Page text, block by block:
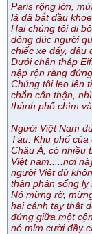
Paris rộng lớn,
lá đã bắt đầu khoe
Hai chúng tôi đi
đông đúc người
chiếc xe đẩy, đâu
Dưới chân tháp
nập rộn ràng
Chúng tôi leo lên
chắn cẩn thận,
thành phố chìm
Người Việt Nam
Tàu. Khu phố
Châu Á, có nhiều
Việt nam.....nơi
người Việt dù
thân phận sống ly
Nó mừng rỡ,
hai cánh tay thật
đứng giữa một
nó mỉm cười đầy